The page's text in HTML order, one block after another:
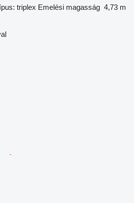
triplex Emelési magasság 4,73 m